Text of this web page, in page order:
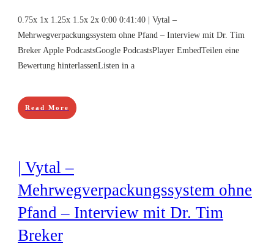
0.75x 1x 1.25x 1.5x 2x 0:00 0:41:40 | Vytal –
Mehrwegverpackungssystem ohne Pfand – Interview mit Dr. Tim
Breker Apple PodcastsGoogle PodcastsPlayer EmbedTeilen eine
Bewertung hinterlassenListen in a
Read More
| Vytal –
Mehrwegverpackungssystem ohne
Pfand – Interview mit Dr. Tim
Breker